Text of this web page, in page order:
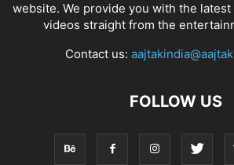
website. We provide you with the
videos straight from the
Contact us:
FOLLOW US